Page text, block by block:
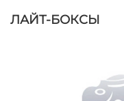
ЛАЙТ-БОКСЫ